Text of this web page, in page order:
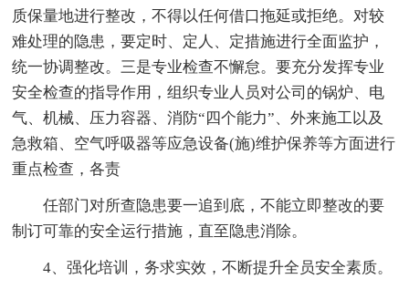
质保量地进行整改，不得以任何借口拖延或拒绝。对较
难处理的隐患，要定时、定人、定措施进行全面监护，
统一协调整改。三是专业检查不懈怠。要充分发挥专业
安全检查的指导作用，组织专业人员对公司的锅炉、电
气、机械、压力容器、消防“四个能力”、外来施工以及
急救箱、空气呼吸器等应急设备(施)维护保养等方面进行
重点检查，各责
任部门对所查隐患要一追到底，不能立即整改的要
制订可靠的安全运行措施，直至隐患消除。
4、强化培训，务求实效，不断提升全员安全素质。